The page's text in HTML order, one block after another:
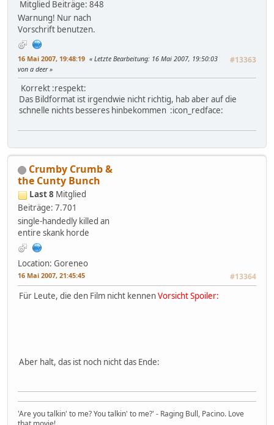
Mitglied Beiträge: 848
Warnung! Nur nach
Vorschrift benutzen.
16 Mai 2007, 19:48:19 #13363
Letzte Bearbeitung: 16 Mai 2007, 19:50:03
von a deer
Korrekt :respekt:
Das Bildformat ist irgendwie nicht richtig, hab aber auf die
schnelle nichts besseres hinbekommen :icon_redface:
Crumby Crumb &
the Cunty Bunch
Last 8 Mitglied
Beiträge: 7.701
single-handedly killed an
entire skank horde
Location: Goreneo
16 Mai 2007, 21:45:45 #13364
Für Leute, die den Film nicht kennenVorsicht Spoiler:
Aber halt, das ist noch nicht das Ende:
'Are you talkin' to me? You talkin' to me?' - Raging Bull, Pacino. Love